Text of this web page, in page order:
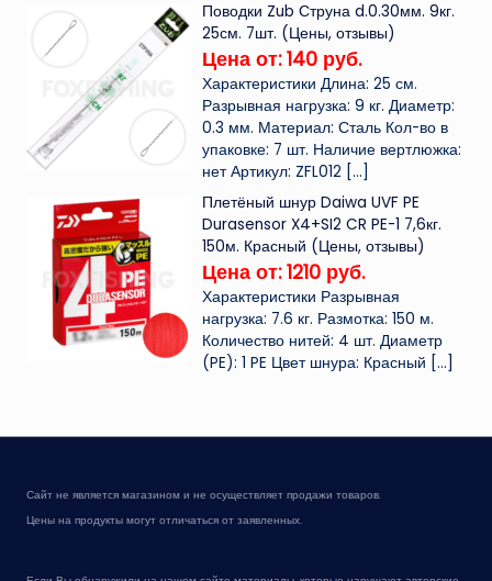
Поводки Zub Струна d.0.30мм. 9кг.
25см. 7шт. (Цены, отзывы)
Цена от: 140 руб.
Характеристики Длина: 25 см.
Разрывная нагрузка: 9 кг. Диаметр:
0.3 мм. Материал: Сталь Кол-во в
упаковке: 7 шт. Наличие вертлюжка:
нет Артикул: ZFL012 […]
Плетёный шнур Daiwa UVF PE
Durasensor X4+SI2 CR PE-1 7,6кг.
150м. Красный (Цены, отзывы)
Цена от: 1210 руб.
Характеристики Разрывная
нагрузка: 7.6 кг. Размотка: 150 м.
Количество нитей: 4 шт. Диаметр
(PE): 1 PE Цвет шнура: Красный […]
Сайт не является магазином и не осуществляет продажи товаров.
Цены на продукты могут отличаться от заявленных.